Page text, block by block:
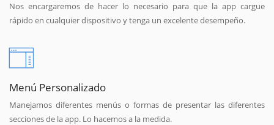
Nos encargaremos de hacer lo necesario para que la app cargue
rápido en cualquier dispositivo y tenga un excelente desempeño.
Menú Personalizado
Manejamos diferentes menús o formas de presentar las diferentes
secciones de la app. Lo hacemos a la medida.